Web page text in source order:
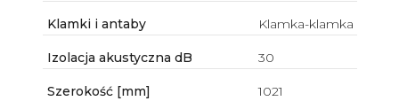
Klamki i antaby Klamka-klamka
Izolacja akustyczna dB 30
Szerokość [mm] 1021